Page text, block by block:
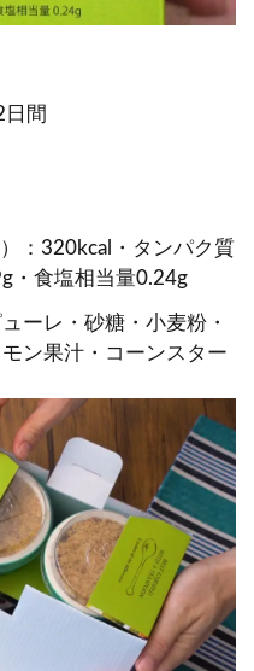
日間
：320kcal・タンパク質
・食塩相当量0.24g
ーレ・砂糖・小麦粉・
ン果汁・コーンスター